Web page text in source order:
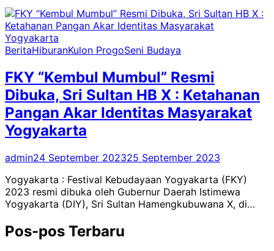
BeritaHiburanKulon ProgoSeni Budaya
FKY “Kembul Mumbul” Resmi
Dibuka, Sri Sultan HB X : Ketahanan
Pangan Akar Identitas Masyarakat
Yogyakarta
admin24 September 202325 September 2023
Yogyakarta : Festival Kebudayaan Yogyakarta (FKY)
2023 resmi dibuka oleh Gubernur Daerah Istimewa
Yogyakarta (DIY), Sri Sultan Hamengkubuwana X, di…
Pos-pos Terbaru